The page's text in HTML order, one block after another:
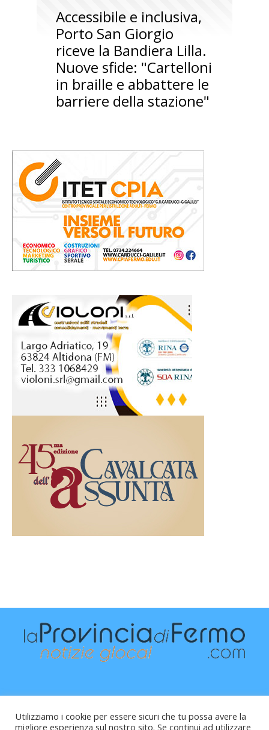
Accessibile e inclusiva,
Porto San Giorgio
riceve la Bandiera Lilla.
Nuove sfide: "Cartelloni
in braille e abbattere le
barriere della stazione"
Utilizziamo i cookie per essere sicuri che tu possa avere la
migliore esperienza sul nostro sito. Se continui ad utilizzare